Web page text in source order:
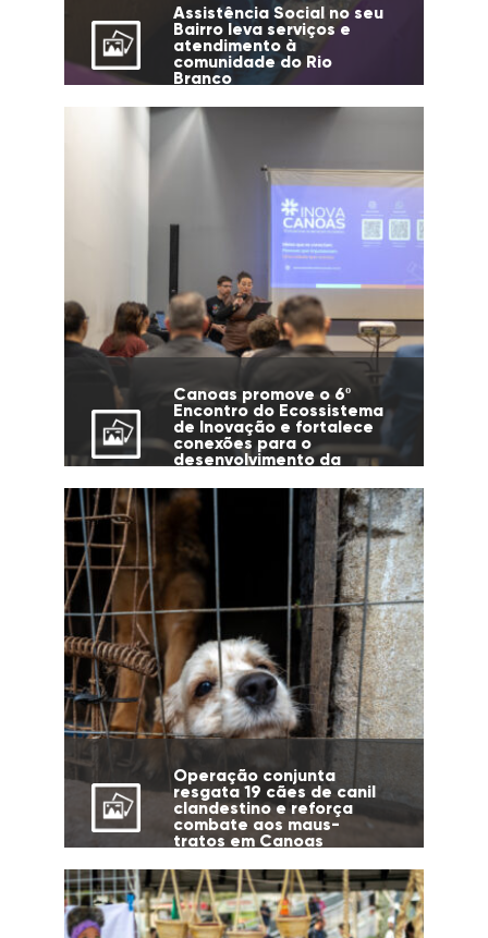
Assistência Social no seu
Bairro leva serviços e
atendimento à
comunidade do Rio
Branco
Canoas promove o 6º
Encontro do Ecossistema
de Inovação e fortalece
conexões para o
desenvolvimento da
Operação conjunta
resgata 19 cães de canil
clandestino e reforça
combate aos maus-
tratos em Canoas